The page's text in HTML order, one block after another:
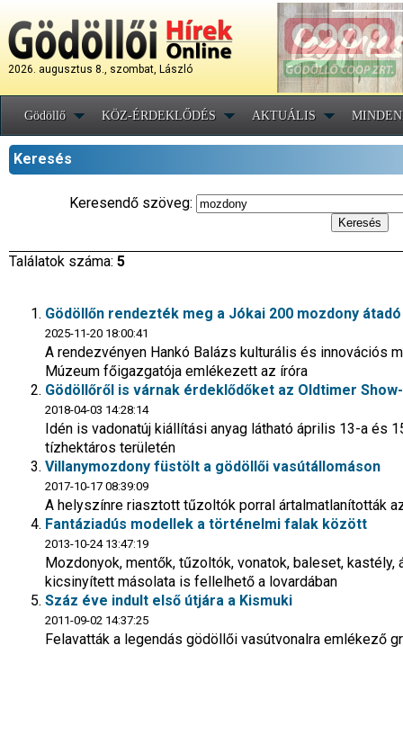
2026. augusztus 8., szombat, László
Gödöllő KÖZ-ÉRDEKLŐDÉS AKTUÁLIS
Keresés
Keresendő szöveg:
Találatok száma: 5
Gödöllőn rendezték meg a Jókai 200 mozdony
2025-11-20 18:00:41
A rendezvényen Hankó Balázs kulturális és innovációs
Múzeum főigazgatója emlékezett az íróra
Gödöllőről is várnak érdeklődőket az Oldtimer
2018-04-03 14:28:14
Idén is vadonatúj kiállítási anyag látható április 13-a és
tízhektáros területén
Villanymozdony füstölt a gödöllői vasútállomáson
2017-10-17 08:39:09
A helyszínre riasztott tűzoltók porral ártalmatlanították
Fantáziadús modellek a történelmi falak között
2013-10-24 13:47:19
Mozdonyok, mentők, tűzoltók, vonatok, baleset,
kicsinyített másolata is fellelhető a lovardában
Száz éve indult első útjára a Kismuki
2011-09-02 14:37:25
Felavatták a legendás gödöllői vasútvonalra emlékező